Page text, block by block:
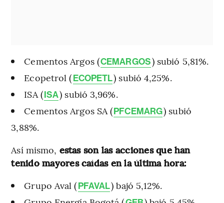
Cementos Argos (CEMARGOS) subió 5,81%.
Ecopetrol (ECOPETL) subió 4,25%.
ISA (ISA) subió 3,96%.
Cementos Argos SA (PFCEMARG) subió
3,88%.
Así mismo, estas son las acciones que han
tenido mayores caídas en la última hora:
Grupo Aval (PFAVAL) bajó 5,12%.